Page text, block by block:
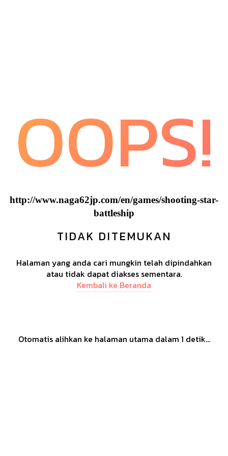
OOPS!
http://www.naga62jp.com/en/games/shooting-star-
battleship
TIDAK DITEMUKAN
Halaman yang anda cari mungkin telah dipindahkan
atau tidak dapat diakses sementara.
Kembali ke Beranda
Otomatis alihkan ke halaman utama dalam 1 detik...